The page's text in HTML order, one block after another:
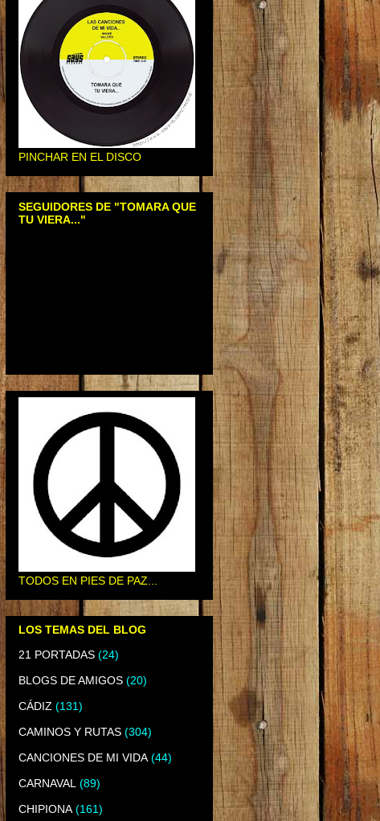
PINCHAR EN EL DISCO
SEGUIDORES DE "TOMARA QUE
TU VIERA..."
TODOS EN PIES DE PAZ...
LOS TEMAS DEL BLOG
21 PORTADAS (24)
BLOGS DE AMIGOS (20)
CÁDIZ (131)
CAMINOS Y RUTAS (304)
CANCIONES DE MI VIDA (44)
CARNAVAL (89)
CHIPIONA (161)